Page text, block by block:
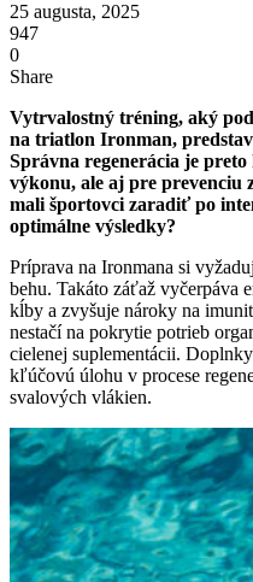
25 augusta, 2025
947
0
Share
Vytrvalostný tréning, aký
na triatlon Ironman,
Správna regenerácia je
výkonu, ale aj pre prevenciu
mali športovci zaradiť po
optimálne výsledky?
Príprava na Ironmana si
behu. Takáto záťaž vyčerpáva
kĺby a zvyšuje nároky na
nestačí na pokrytie potrieb
cielenej suplementácii.
kľúčovú úlohu v procese
svalových vlákien.